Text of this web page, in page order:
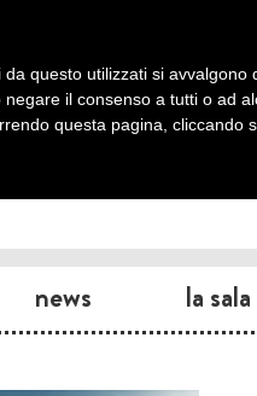
news la sala
questo utilizzati si
negare il consenso a tutti o ad
questa pagina, cliccando